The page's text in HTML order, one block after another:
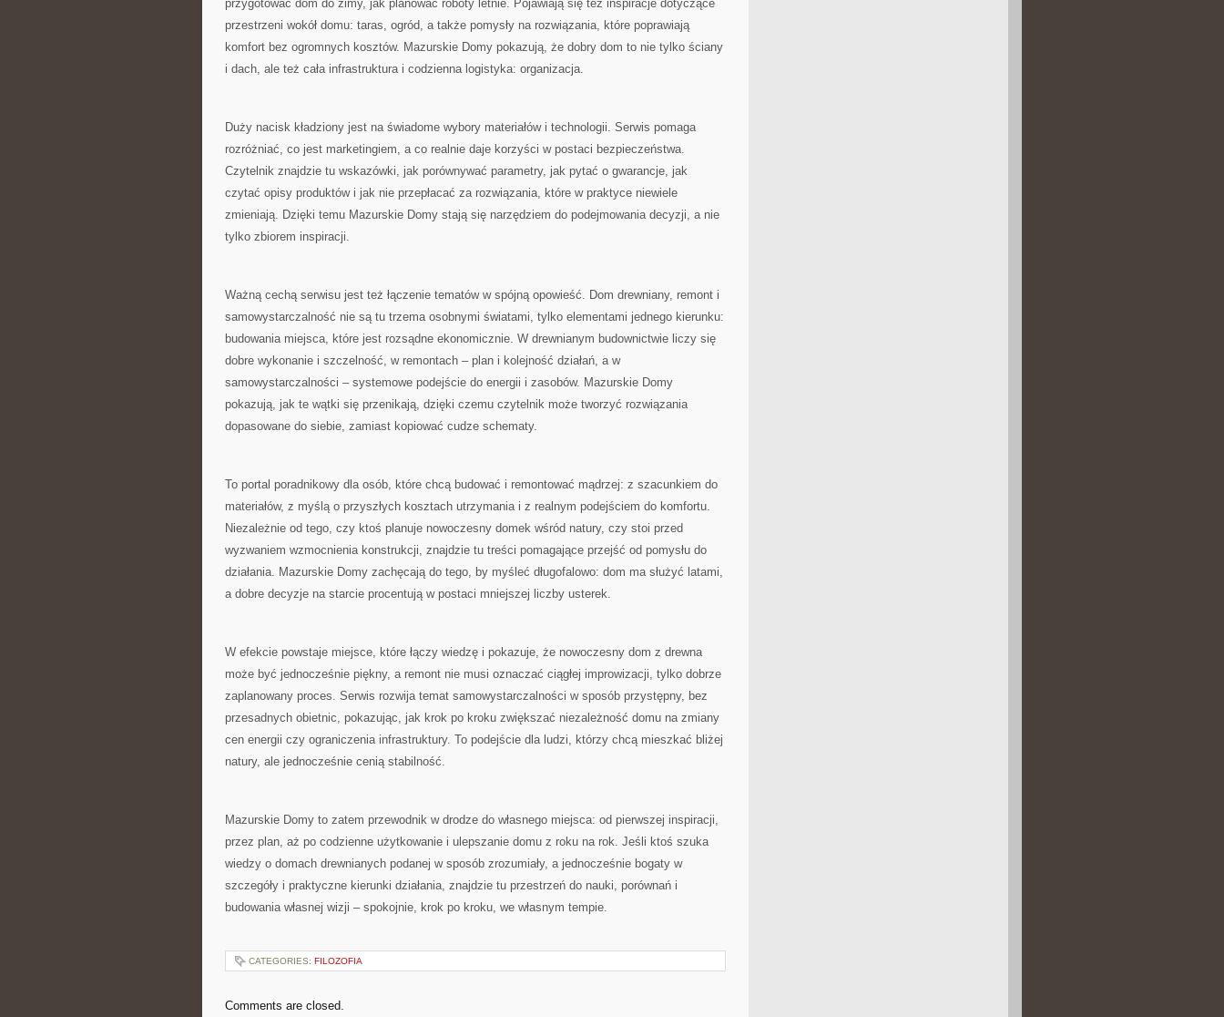
przygotować dom do zimy, jak planować roboty letnie. Pojawiają się też inspiracje dotyczące
przestrzeni wokół domu: taras, ogród, a także pomysły na rozwiązania, które poprawiają
komfort bez ogromnych kosztów. Mazurskie Domy pokazują, że dobry dom to nie tylko ściany
i dach, ale też cała infrastruktura i codzienna logistyka: organizacja.
Duży nacisk kładziony jest na świadome wybory materiałów i technologii. Serwis pomaga
rozróżniać, co jest marketingiem, a co realnie daje korzyści w postaci bezpieczeństwa.
Czytelnik znajdzie tu wskazówki, jak porównywać parametry, jak pytać o gwarancje, jak
czytać opisy produktów i jak nie przepłacać za rozwiązania, które w praktyce niewiele
zmieniają. Dzięki temu Mazurskie Domy stają się narzędziem do podejmowania decyzji, a nie
tylko zbiorem inspiracji.
Ważną cechą serwisu jest też łączenie tematów w spójną opowieść. Dom drewniany, remont i
samowystarczalność nie są tu trzema osobnymi światami, tylko elementami jednego kierunku:
budowania miejsca, które jest rozsądne ekonomicznie. W drewnianym budownictwie liczy się
dobre wykonanie i szczelność, w remontach – plan i kolejność działań, a w
samowystarczalności – systemowe podejście do energii i zasobów. Mazurskie Domy
pokazują, jak te wątki się przenikają, dzięki czemu czytelnik może tworzyć rozwiązania
dopasowane do siebie, zamiast kopiować cudze schematy.
To portal poradnikowy dla osób, które chcą budować i remontować mądrzej: z szacunkiem do
materiałów, z myślą o przyszłych kosztach utrzymania i z realnym podejściem do komfortu.
Niezależnie od tego, czy ktoś planuje nowoczesny domek wśród natury, czy stoi przed
wyzwaniem wzmocnienia konstrukcji, znajdzie tu treści pomagające przejść od pomysłu do
działania. Mazurskie Domy zachęcają do tego, by myśleć długofalowo: dom ma służyć latami,
a dobre decyzje na starcie procentują w postaci mniejszej liczby usterek.
W efekcie powstaje miejsce, które łączy wiedzę i pokazuje, że nowoczesny dom z drewna
może być jednocześnie piękny, a remont nie musi oznaczać ciągłej improwizacji, tylko dobrze
zaplanowany proces. Serwis rozwija temat samowystarczalności w sposób przystępny, bez
przesadnych obietnic, pokazując, jak krok po kroku zwiększać niezależność domu na zmiany
cen energii czy ograniczenia infrastruktury. To podejście dla ludzi, którzy chcą mieszkać bliżej
natury, ale jednocześnie cenią stabilność.
Mazurskie Domy to zatem przewodnik w drodze do własnego miejsca: od pierwszej inspiracji,
przez plan, aż po codzienne użytkowanie i ulepszanie domu z roku na rok. Jeśli ktoś szuka
wiedzy o domach drewnianych podanej w sposób zrozumiały, a jednocześnie bogaty w
szczegóły i praktyczne kierunki działania, znajdzie tu przestrzeń do nauki, porównań i
budowania własnej wizji – spokojnie, krok po kroku, we własnym tempie.
CATEGORIES: FILOZOFIA
Comments are closed.